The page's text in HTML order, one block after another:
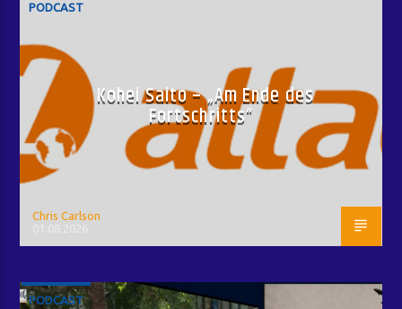
PODCAST
Kohei Saito – „Am Ende des
Fortschritts“
Chris Carlson
PODCAST